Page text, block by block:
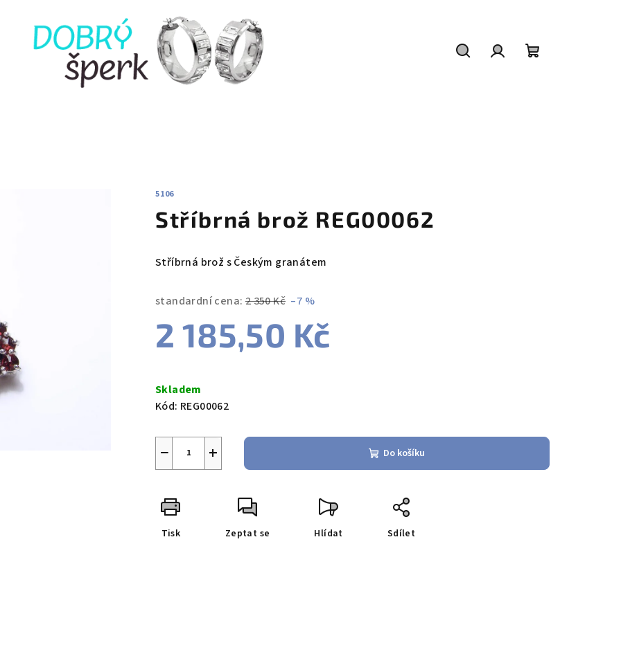
5106
Stříbrná brož REG00062
Stříbrná brož s Českým granátem
standardní cena: 2 350 Kč –7 %
2 185,50 Kč
cena:
Skladem
Kód: REG00062
+
− Do košíku
Tisk Zeptat se Hlídat Sdílet